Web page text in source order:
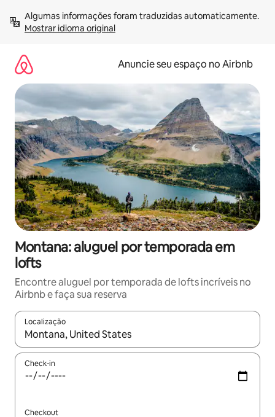
para
Mostrar idioma original
Anuncie seu espaço no Airbnb
Montana: aluguel por temporada em
lofts
Encontre aluguel por temporada de lofts incríveis no
Airbnb e faça sua reserva
Localização
Quando os resultados estiverem disponíveis, explore-os
Check-in
Checkout